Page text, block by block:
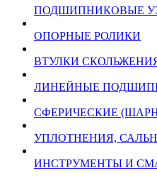
ПОДШИПНИКОВЫЕ
ОПОРНЫЕ РОЛИКИ
ВТУЛКИ
ЛИНЕЙНЫЕ
СФЕРИЧЕСКИЕ
УПЛОТНЕНИЯ,
ИНСТРУМЕНТЫ И